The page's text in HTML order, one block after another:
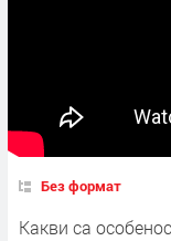
Без формат
Какви са